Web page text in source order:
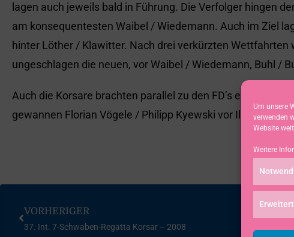
Um unsere
verwenden
Website
Weitere
lagen auch jeweils bald in Führung. Die Verfolger hingen
am konsequentesten Waibel / Wiedemann. Auch im Ziel
hinter Löther / Klawitter. Nach drei verkürzten
ungeschlagen die neuen, vor Waibel / Wiedemann, Buhl /
Auch die Korsare brachten parallel zu den FD’s eine
gewannen Florian Vögele / Philipp Kyewski vor Ilse Conrad
VORHERIGER
37. Int. 7-Schwaben-Regatta Korsar – 2008